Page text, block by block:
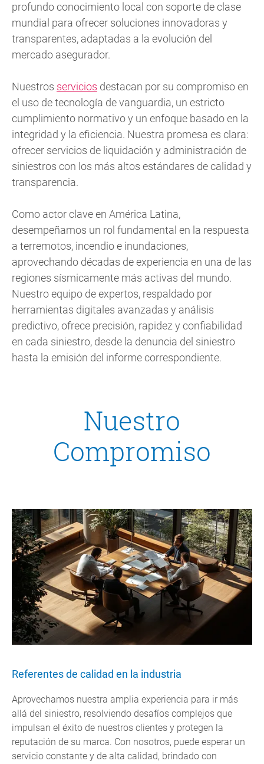
profundo conocimiento local con soporte de clase
mundial para ofrecer soluciones innovadoras y
transparentes, adaptadas a la evolución del
mercado asegurador.
Nuestros servicios destacan por su compromiso en
el uso de tecnología de vanguardia, un estricto
cumplimiento normativo y un enfoque basado en la
integridad y la eficiencia. Nuestra promesa es clara:
ofrecer servicios de liquidación y administración de
siniestros con los más altos estándares de calidad y
transparencia.
Como actor clave en América Latina,
desempeñamos un rol fundamental en la respuesta
a terremotos, incendio e inundaciones,
aprovechando décadas de experiencia en una de las
regiones sísmicamente más activas del mundo.
Nuestro equipo de expertos, respaldado por
herramientas digitales avanzadas y análisis
predictivo, ofrece precisión, rapidez y confiabilidad
en cada siniestro, desde la denuncia del siniestro
hasta la emisión del informe correspondiente.
Nuestro
Compromiso
Referentes de calidad en la industria
Aprovechamos nuestra amplia experiencia para ir más
allá del siniestro, resolviendo desafíos complejos que
impulsan el éxito de nuestros clientes y protegen la
reputación de su marca. Con nosotros, puede esperar un
servicio constante y de alta calidad, brindado con